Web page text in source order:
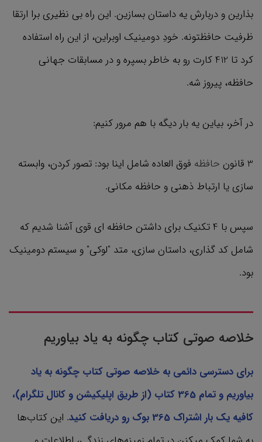
بذارین و دربارش یه داستان بسازین. این راه بی نظیری برا ارتقا
ظرفیت حافظتونه. خودِ دومینیک اوبراین، از این راه استفاده
کرد تا 412 کارت رو به خاطر بسپره و در مسابقات جهانی
حافظه، پیروز شه.
در آخر، بیاین یه بار دیگه با هم مرور کنیم:
3 قانون حافظه فوق العاده شامل اینا بود: تصور کردن، وابسته
سازی یا ارتباط ذهنی و حافظه مکانی.
سپس با 4 تکنیک برای داشتن حافظه ای قوی آشنا شدیم که
شامل کد گذاری، داستان سازی، متد "لوکی" و سیستم دومینیک
بود.
خلاصه صوتی کتاب چگونه به یاد بیاوریم
برای دسترسی دائمی به خلاصه صوتی کتاب چگونه به یاد
بیاوریم و تمام 365 کتاب‌ (از طریق اپلیکیشن و کانال تلگرام)،
کافیه یک بار اشتراک 365 بوک رو دریافت کنید
. این کتاب‌ها